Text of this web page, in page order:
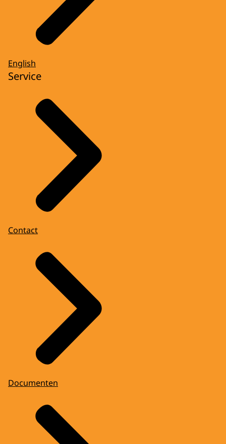
English
Service
Contact
Documenten